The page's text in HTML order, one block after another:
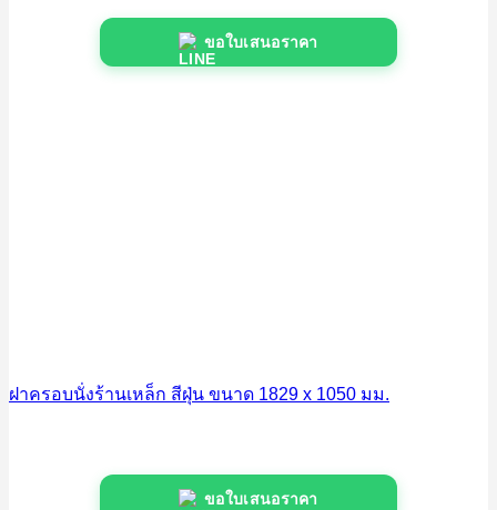
ขอใบเสนอราคา
ฝาครอบนั่งร้านเหล็ก สีฝุ่น ขนาด 1829 x 1050 มม.
ขอใบเสนอราคา